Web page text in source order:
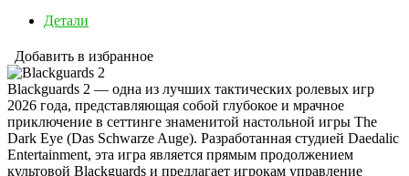
Детали
Добавить в избранное
Blackguards 2 — одна из лучших тактических ролевых игр
2026 года, представляющая собой глубокое и мрачное
приключение в сеттинге знаменитой настольной игры The
Dark Eye (Das Schwarze Auge). Разработанная студией Daedalic
Entertainment, эта игра является прямым продолжением
культовой Blackguards и предлагает игрокам управление